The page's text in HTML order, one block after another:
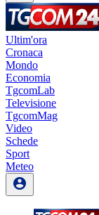
Ultim'ora
Cronaca
Mondo
Economia
TgcomLab
Televisione
TgcomMag
Video
Schede
Sport
Meteo